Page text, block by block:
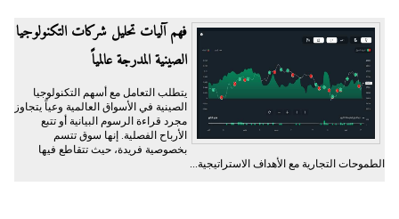
فهم آليات تحليل شركات التكنولوجيا
الصينية المدرجة عالمياً
يتطلب التعامل مع أسهم التكنولوجيا
الصينية في الأسواق العالمية وعياً يتجاوز
مجرد قراءة الرسوم البيانية أو تتبع
الأرباح الفصلية. إنها سوق تتسم
بخصوصية فريدة، حيث تتقاطع فيها
الطموحات التجارية مع الأهداف الاستراتيجية...